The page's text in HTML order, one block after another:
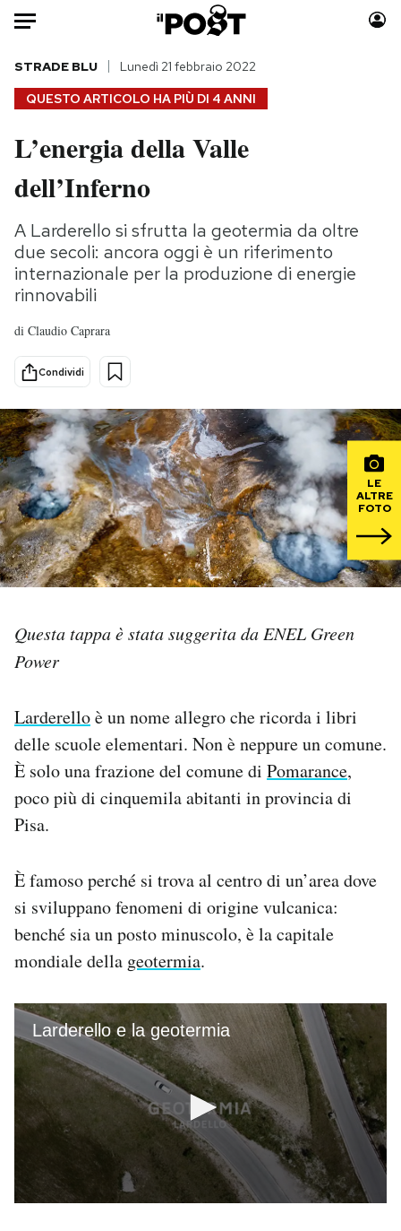
Auto
HOME
Italia
Politica
Tecnologia
Internet
Scienza
Cultura
Economia
Sport
Moda
Storie/Idee
Ok Boomer!
Media
PODCAST
NEWSLETTER
I MIEI PREFERITI
CALENDARIO
AREA PERSONALE
Area Personale
Newsletter
Esci
QUESTO ARTICOLO HA PIÙ DI 4 ANNI
STRADE BLU Lunedì 21 febbraio 2022
L’energia della Valle
dell’Inferno
A Larderello si sfrutta la geotermia da oltre
due secoli: ancora oggi è un riferimento
internazionale per la produzione di energie
rinnovabili
di Claudio Caprara
Condividi
LE
ALTRE
FOTO
Questa tappa è stata suggerita da ENEL Green
Power
Larderelloè un nome allegro che ricorda i libri
delle scuole elementari. Non è neppure un comune.
È solo una frazione del comune di Pomarance,
poco più di cinquemila abitanti in provincia di
Pisa.
È famoso perché si trova al centro di un’area dove
si sviluppano fenomeni di origine vulcanica:
benché sia un posto minuscolo, è la capitale
mondiale della geotermia.